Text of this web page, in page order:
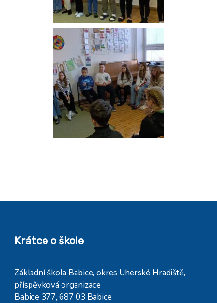
Krátce o škole
Základní škola Babice, okres Uherské Hradiště,
příspěvková organizace
Babice 377, 687 03 Babice